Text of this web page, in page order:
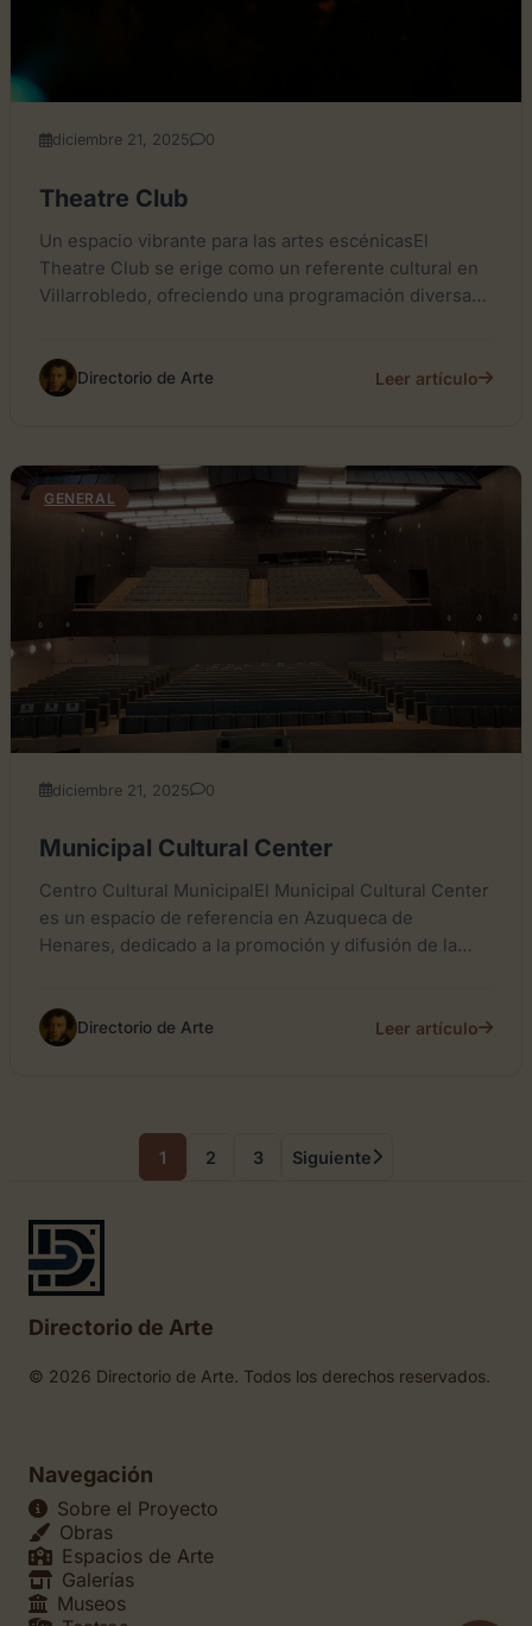
diciembre 21, 2025 0
Theatre Club
Un espacio vibrante para las artes escénicasEl
Theatre Club se erige como un referente cultural en
Villarrobledo, ofreciendo una programación diversa
Directorio de Arte Leer artículo
GENERAL
diciembre 21, 2025 0
Municipal Cultural Center
Centro Cultural MunicipalEl Municipal Cultural Center
es un espacio de referencia en Azuqueca de
Henares, dedicado a la promoción y difusión de la
Directorio de Arte Leer artículo
1 2 3 Siguiente
Directorio de Arte
© 2026 Directorio de Arte. Todos los derechos reservados.
Navegación
Sobre el Proyecto
Obras
Espacios de Arte
Galerías
Museos